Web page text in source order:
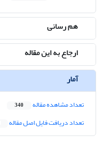
هم رسانی
ارجاع به این مقاله
آمار
تعداد مشاهده مقاله 340
تعداد دریافت فایل اصل مقاله